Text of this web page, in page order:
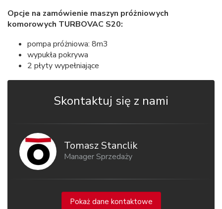
Opcje na zamówienie maszyn próżniowych
komorowych TURBOVAC S20:
pompa próżniowa: 8m3
wypukła pokrywa
2 płyty wypełniające
Skontaktuj się z nami
Tomasz Stanclik
Manager Sprzedaży
Pokaż dane kontaktowe